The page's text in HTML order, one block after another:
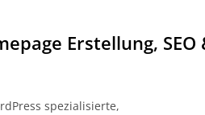
Erstellung, SEO
spezialisierte,